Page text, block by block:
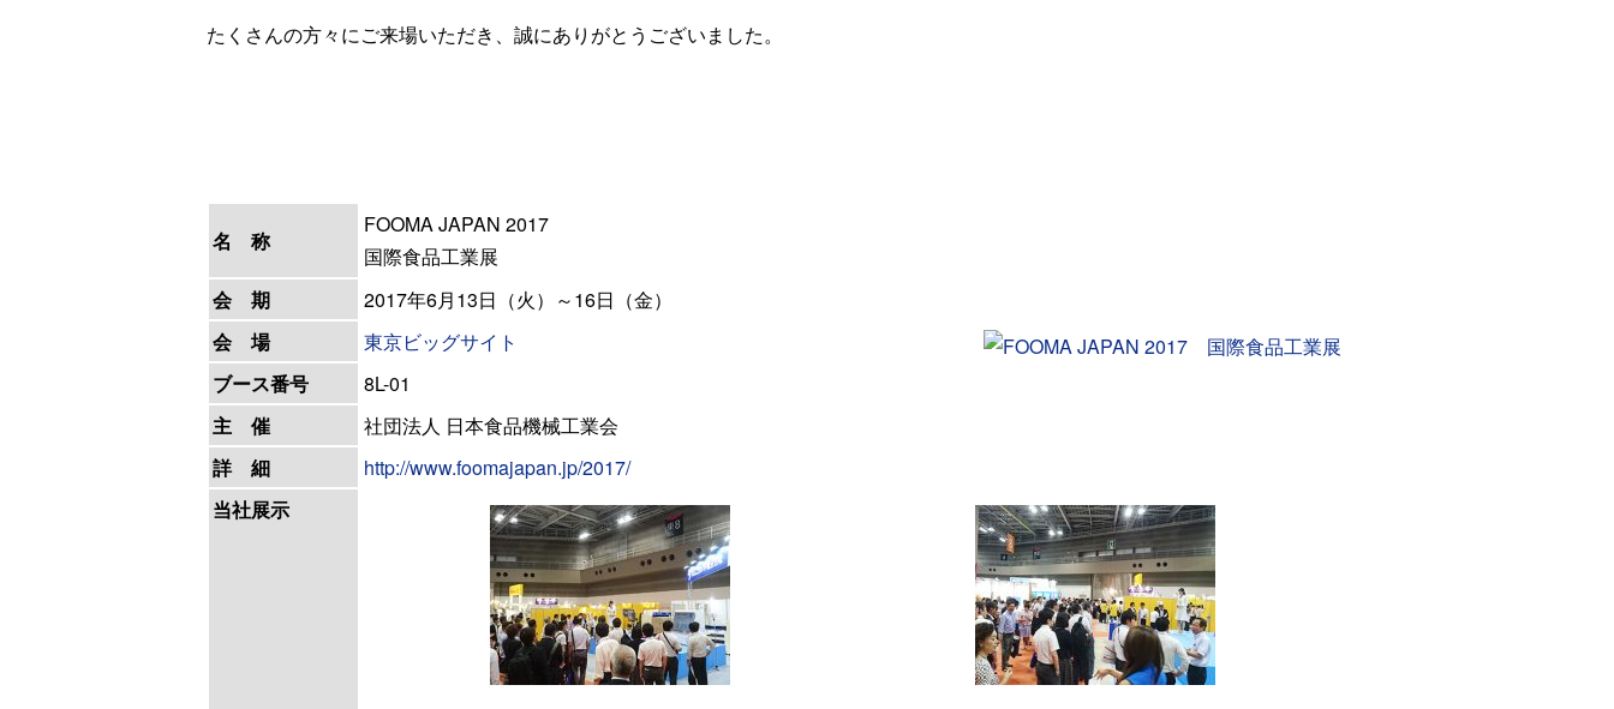
たくさんの方々にご来場いただき、誠にありがとうございました。
名 称
FOOMA JAPAN 2017
国際食品工業展
会 期
2017年6月13日（火）～16日（金）
会 場
東京ビッグサイト
ブース番号
8L-01
主 催
社団法人 日本食品機械工業会
詳 細
http://www.foomajapan.jp/2017/
当社展示